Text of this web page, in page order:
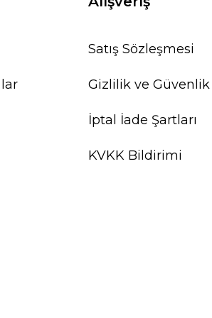
Satış Sözleşmesi
Gizlilik ve Güvenlik
İptal İade Şartları
KVKK Bildirimi